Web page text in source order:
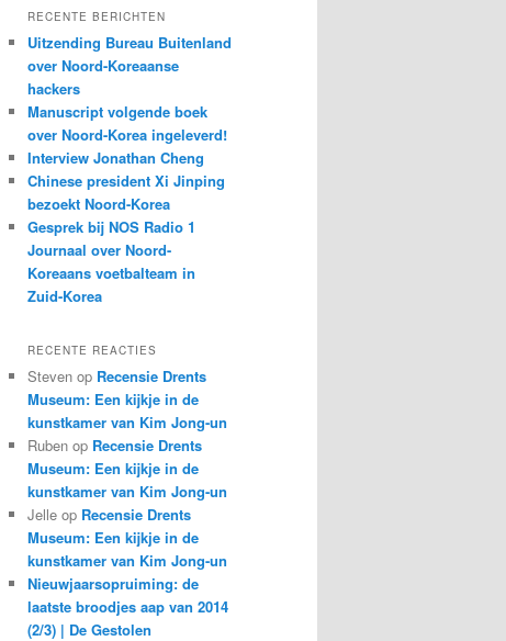
k
n
RECENTE BERICHTEN
Uitzending Bureau Buitenland
over Noord-Koreaanse
hackers
Manuscript volgende boek
over Noord-Korea ingeleverd!
Interview Jonathan Cheng
Chinese president Xi Jinping
bezoekt Noord-Korea
Gesprek bij NOS Radio 1
Journaal over Noord-
Koreaans voetbalteam in
Zuid-Korea
RECENTE REACTIES
Steven op Recensie Drents
Museum: Een kijkje in de
kunstkamer van Kim Jong-un
Ruben op Recensie Drents
Museum: Een kijkje in de
kunstkamer van Kim Jong-un
Jelle op Recensie Drents
Museum: Een kijkje in de
kunstkamer van Kim Jong-un
Nieuwjaarsopruiming: de
laatste broodjes aap van 2014
(2/3) | De Gestolen